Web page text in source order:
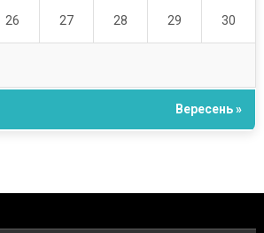
26 27 28 29 30
Вересень »